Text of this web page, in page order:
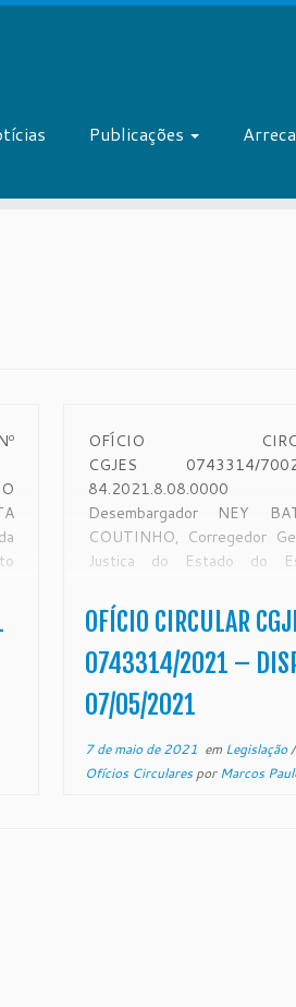
Publicações
OFÍCIO
CGJES 0743314/
Desembargador NEY
COUTINHO, Corregedor
Justiça do Estado do
legais, CONSIDERANDO
Corregedoria Geral da
órgão de fiscalização,
orientação administrativa
judicial e extrajudicial, com
OFÍCIO CIRCULAR
0743314/2021 –
07/05/2021
7 de maio de 2021 em Legislação/
Ofícios CircularesporMarcos